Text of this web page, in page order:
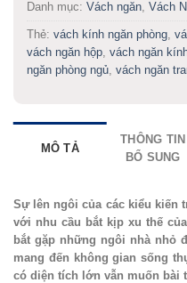
Danh mục: Vách ngăn Vách
Thẻ: vách kính ngăn phòng
vách ngăn hộp vách ngăn
ngăn phòng ngủ vách ngăn
MÔ TẢ
THÔNG TIN
BỔ SUNG
Sự lên ngôi của các kiểu kiến
với nhu cầu bắt kịp xu thế
bắt gặp những ngôi nhà nhỏ
mang đến không gian sống
có diện tích lớn vẫn muốn bài